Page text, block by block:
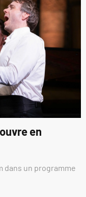
en
dans un programme